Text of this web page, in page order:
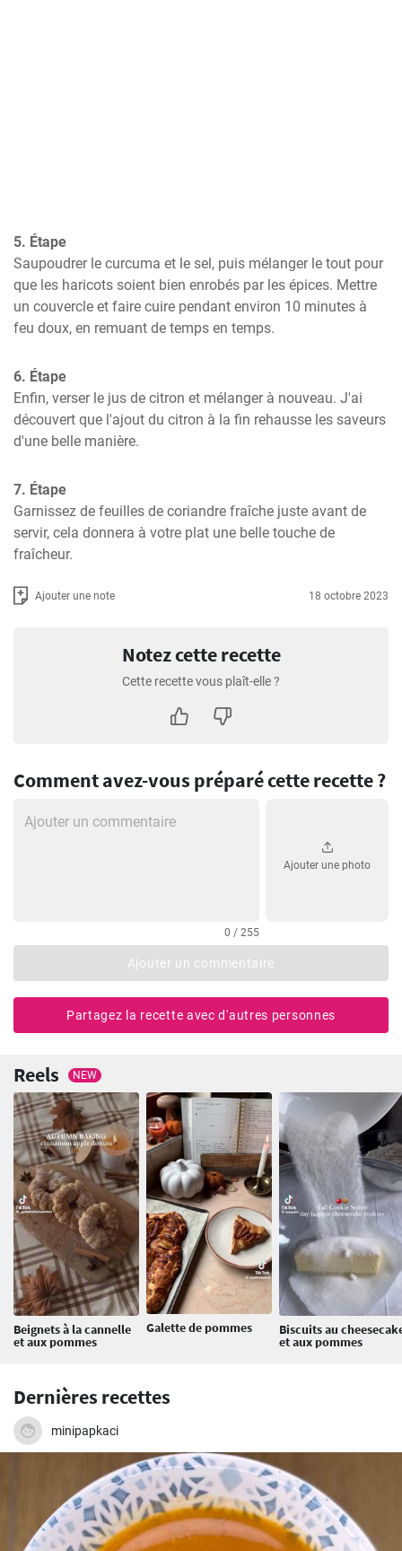
5. Étape
Saupoudrer le curcuma et le sel, puis mélanger le tout pour
que les haricots soient bien enrobés par les épices. Mettre
un couvercle et faire cuire pendant environ 10 minutes à
feu doux, en remuant de temps en temps.
6. Étape
Enfin, verser le jus de citron et mélanger à nouveau. J'ai
découvert que l'ajout du citron à la fin rehausse les saveurs
d'une belle manière.
7. Étape
Garnissez de feuilles de coriandre fraîche juste avant de
servir, cela donnera à votre plat une belle touche de
fraîcheur.
Ajouter une note 18 octobre 2023
Notez cette recette
Cette recette vous plaît-elle ?
Comment avez-vous préparé cette recette ?
0 / 255
Ajouter une photo
Ajouter un commentaire
Partagez la recette avec d'autres personnes
Reels NEW
Beignets à la cannelle
et aux pommes
Galette de pommes Biscuits au
et aux pommes
Dernières recettes
minipapkaci